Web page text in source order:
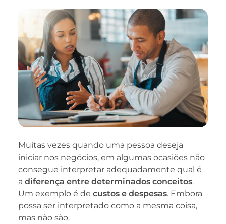
Muitas vezes quando uma pessoa deseja
iniciar nos negócios, em algumas ocasiões não
consegue interpretar adequadamente qual é
a diferença entre determinados conceitos.
Um exemplo é de custos e despesas. Embora
possa ser interpretado como a mesma coisa,
mas não são.